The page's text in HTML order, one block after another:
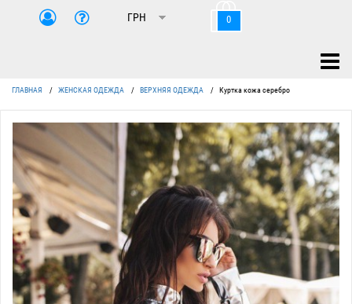
0
ГЛАВНАЯ / ЖЕНСКАЯ ОДЕЖДА / ВЕРХНЯЯ ОДЕЖДА / Куртка кожа серебро